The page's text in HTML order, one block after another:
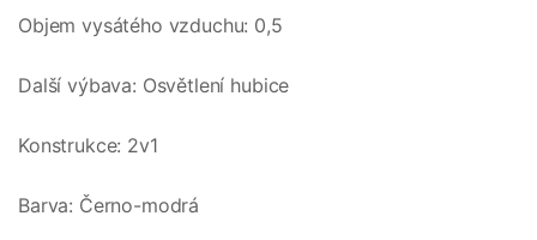
Objem vysátého vzduchu: 0,5
Další výbava: Osvětlení hubice
Konstrukce: 2v1
Barva: Černo-modrá